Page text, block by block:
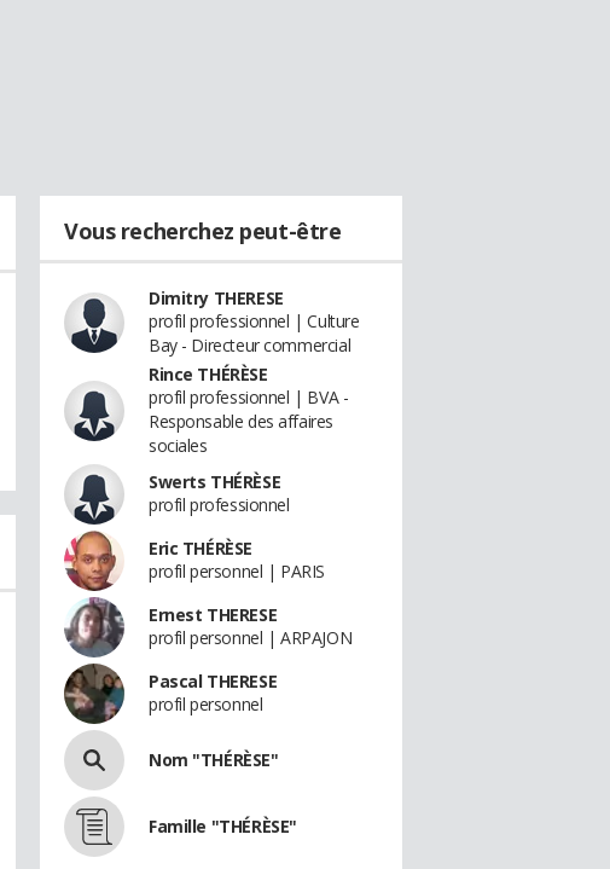
Vous recherchez peut-être
Dimitry THERESE
profil professionnel | Culture
Bay - Directeur commercial
Rince THÉRÈSE
profil professionnel | BVA -
Responsable des affaires
sociales
Swerts THÉRÈSE
profil professionnel
Eric THÉRÈSE
profil personnel | PARIS
Ernest THERESE
profil personnel | ARPAJON
Pascal THERESE
profil personnel
Nom "THÉRÈSE"
Famille "THÉRÈSE"